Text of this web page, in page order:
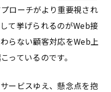
ローチがより重要視され
て挙げられるのがWeb接
らない顧客対応をWeb上
っているのです。
ービスゆえ、懸念点を抱